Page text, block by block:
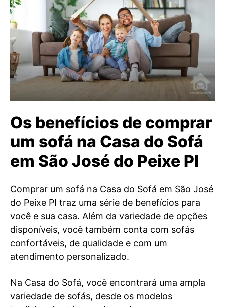
Os benefícios de comprar
um sofá na Casa do Sofá
em São José do Peixe PI
Comprar um sofá na Casa do Sofá em São José
do Peixe PI traz uma série de benefícios para
você e sua casa. Além da variedade de opções
disponíveis, você também conta com sofás
confortáveis, de qualidade e com um
atendimento personalizado.
Na Casa do Sofá, você encontrará uma ampla
variedade de sofás, desde os modelos